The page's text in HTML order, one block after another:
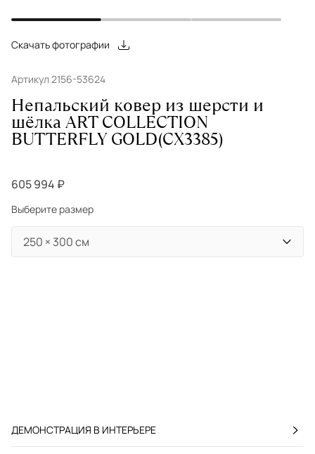
Скачать фотографии
Артикул 2156-53624
Непальский ковер из шерсти и
шёлка ART COLLECTION
BUTTERFLY GOLD(CX3385)
605 994 ₽
Выберите размер
ДЕМОНСТРАЦИЯ В ИНТЕРЬЕРЕ